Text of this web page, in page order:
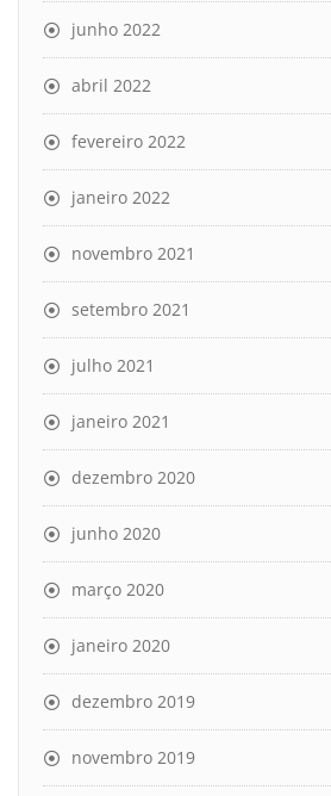
junho 2022
abril 2022
fevereiro 2022
janeiro 2022
novembro 2021
setembro 2021
julho 2021
janeiro 2021
dezembro 2020
junho 2020
março 2020
janeiro 2020
dezembro 2019
novembro 2019